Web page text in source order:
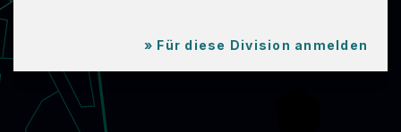
GAMING SCHOOL
» Für diese Division anmelden